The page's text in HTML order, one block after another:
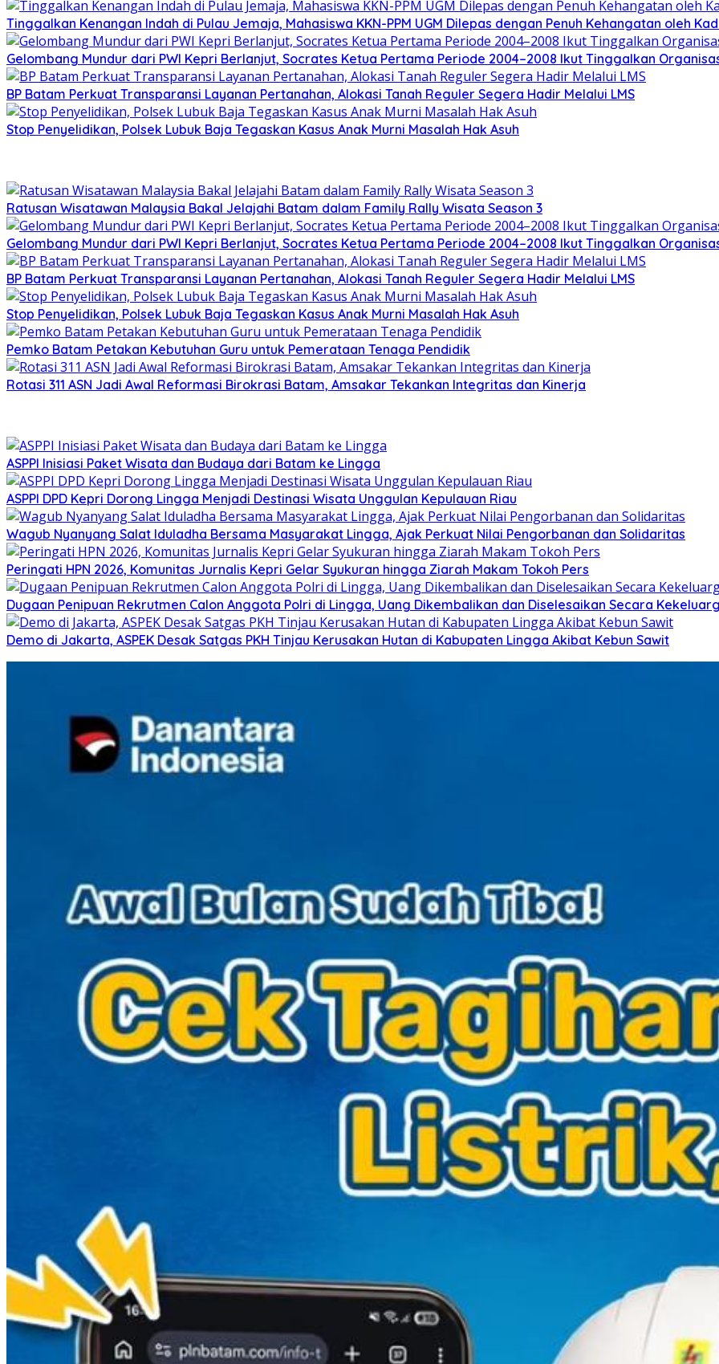
Tinggalkan Kenangan Indah di Pulau Jemaja, Mahasiswa KKN-PPM UGM Dilepas dengan Penuh Kehangatan oleh
Gelombang Mundur dari PWI Kepri Berlanjut, Socrates Ketua Pertama Periode 2004–2008 Ikut Tinggalkan
BP Batam Perkuat Transparansi Layanan Pertanahan, Alokasi Tanah Reguler Segera Hadir Melalui LMS
Stop Penyelidikan, Polsek Lubuk Baja Tegaskan Kasus Anak Murni Masalah Hak Asuh
Ratusan Wisatawan Malaysia Bakal Jelajahi Batam dalam Family Rally Wisata Season 3
Gelombang Mundur dari PWI Kepri Berlanjut, Socrates Ketua Pertama Periode 2004–2008 Ikut Tinggalkan
BP Batam Perkuat Transparansi Layanan Pertanahan, Alokasi Tanah Reguler Segera Hadir Melalui LMS
Stop Penyelidikan, Polsek Lubuk Baja Tegaskan Kasus Anak Murni Masalah Hak Asuh
Pemko Batam Petakan Kebutuhan Guru untuk Pemerataan Tenaga Pendidik
Rotasi 311 ASN Jadi Awal Reformasi Birokrasi Batam, Amsakar Tekankan Integritas dan Kinerja
ASPPI Inisiasi Paket Wisata dan Budaya dari Batam ke Lingga
ASPPI DPD Kepri Dorong Lingga Menjadi Destinasi Wisata Unggulan Kepulauan Riau
Wagub Nyanyang Salat Iduladha Bersama Masyarakat Lingga, Ajak Perkuat Nilai Pengorbanan dan Solidaritas
Peringati HPN 2026, Komunitas Jurnalis Kepri Gelar Syukuran hingga Ziarah Makam Tokoh Pers
Dugaan Penipuan Rekrutmen Calon Anggota Polri di Lingga, Uang Dikembalikan dan Diselesaikan Secara
Demo di Jakarta, ASPEK Desak Satgas PKH Tinjau Kerusakan Hutan di Kabupaten Lingga Akibat Kebun Sawit